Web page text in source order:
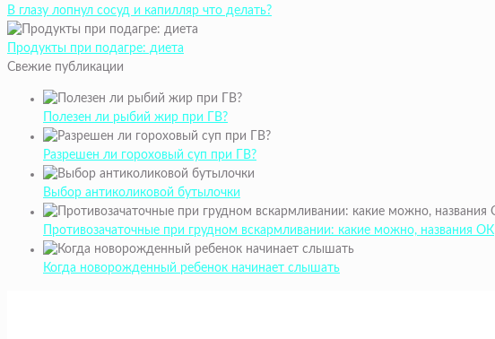
В глазу лопнул сосуд и капилляр что делать?
Продукты при подагре: диета
Свежие публикации
Полезен ли рыбий жир при ГВ?
Разрешен ли гороховый суп при ГВ?
Выбор антиколиковой бутылочки
Противозачаточные при грудном вскармливании: какие можно, названия ОК
Когда новорожденный ребенок начинает слышать